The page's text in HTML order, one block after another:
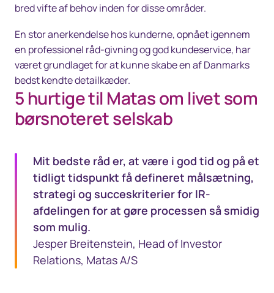
bred vifte af behov inden for disse områder.
En stor anerkendelse hos kunderne, opnået igennem
en professionel råd-givning og god kundeservice, har
været grundlaget for at kunne skabe en af Danmarks
bedst kendte detailkæder.
5 hurtige til Matas om livet som
børsnoteret selskab
Mit bedste råd er, at være i god tid og på et
tidligt tidspunkt få defineret målsætning,
strategi og succeskriterier for IR-
afdelingen for at gøre processen så smidig
som mulig.
Jesper Breitenstein, Head of Investor
Relations, Matas A/S